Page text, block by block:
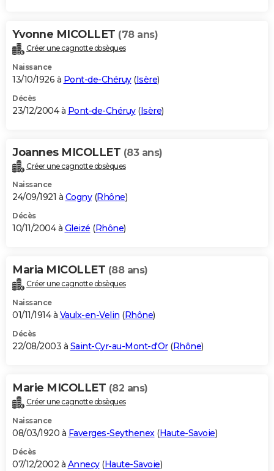
Yvonne MICOLLET (78 ans)
Créer une cagnotte obsèques
Naissance
13/10/1926 à Pont-de-Chéruy(Isère)
Décès
23/12/2004 à Pont-de-Chéruy(Isère)
Joannes MICOLLET (83 ans)
Créer une cagnotte obsèques
Naissance
24/09/1921 à Cogny(Rhône)
Décès
10/11/2004 à Gleizé (Rhône)
Maria MICOLLET (88 ans)
Créer une cagnotte obsèques
Naissance
01/11/1914 à Vaulx-en-Velin (Rhône)
Décès
22/08/2003 à Saint-Cyr-au-Mont-d'Or(Rhône)
Marie MICOLLET (82 ans)
Créer une cagnotte obsèques
Naissance
08/03/1920 à Faverges-Seythenex(Haute-Savoie)
Décès
07/12/2002 à Annecy(Haute-Savoie)